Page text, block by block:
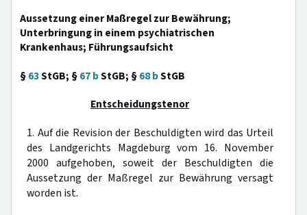
Aussetzung einer Maßregel zur Bewährung;
Unterbringung in einem psychiatrischen
Krankenhaus; Führungsaufsicht
§63StGB; §67 bStGB; §68 bStGB
Entscheidungstenor
1. Auf die Revision der Beschuldigten wird das Urteil
des Landgerichts Magdeburg vom 16. November
2000 aufgehoben, soweit der Beschuldigten die
Aussetzung der Maßregel zur Bewährung versagt
worden ist.